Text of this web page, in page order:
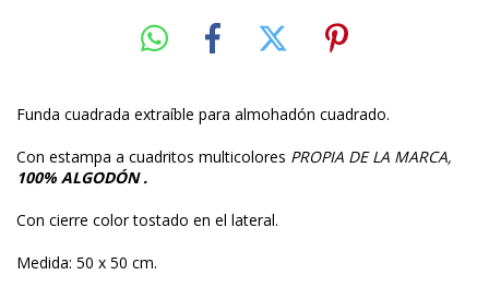
Funda cuadrada extraíble para almohadón cuadrado.
Con estampa a cuadritos multicolores PROPIA DE LA MARCA,
100% ALGODÓN .
Con cierre color tostado en el lateral.
Medida: 50 x 50 cm.